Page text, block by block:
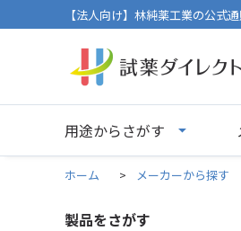
【法人向け】林純薬工業の公式
用途からさがす
ホーム > メーカーから探す
製品をさがす